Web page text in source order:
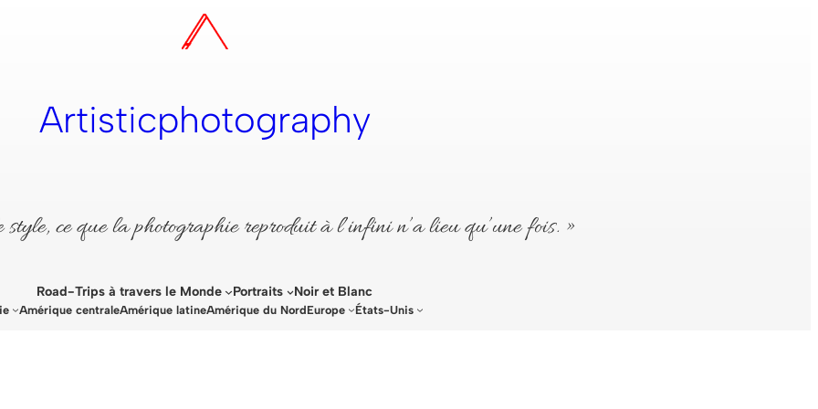
Artisticphotography
ce que la photographie reproduit à l’infini n’a lieu qu’une fois. »
Road-Trips à travers le Monde Portraits Noir et Blanc
Amérique centraleAmérique latineAmérique du NordEurope États-Unis